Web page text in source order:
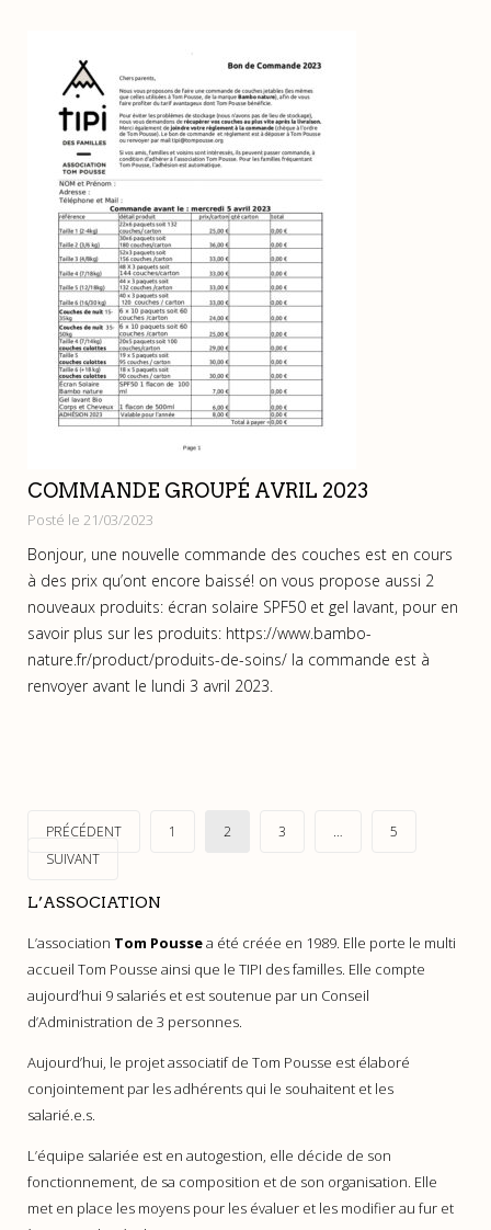
COMMANDE GROUPÉ AVRIL 2023
Posté le 21/03/2023
Bonjour, une nouvelle commande des couches est en cours
à des prix qu’ont encore baissé! on vous propose aussi 2
nouveaux produits: écran solaire SPF50 et gel lavant, pour en
savoir plus sur les produits: https://www.bambo-
nature.fr/product/produits-de-soins/ la commande est à
renvoyer avant le lundi 3 avril 2023.
PRÉCÉDENT 1 2 3 …
5
SUIVANT
L’ASSOCIATION
L’association Tom Poussea été créée en 1989. Elle porte le multi
accueil Tom Pousse ainsi que le TIPI des familles. Elle compte
aujourd’hui 9 salariés et est soutenue par un Conseil
d’Administration de 3 personnes.
Aujourd’hui, le projet associatif de Tom Pousse est élaboré
conjointement par les adhérents qui le souhaitent et les
salarié.e.s.
L’équipe salariée est en autogestion, elle décide de son
fonctionnement, de sa composition et de son organisation. Elle
met en place les moyens pour les évaluer et les modifier au fur et